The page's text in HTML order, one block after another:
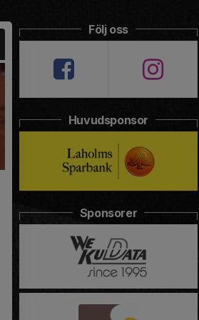
Följ oss
Huvudsponsor
Sponsorer